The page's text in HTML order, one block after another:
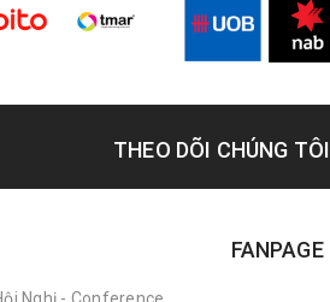
THEO DÕI CHÚNG TÔI
FANPAGE